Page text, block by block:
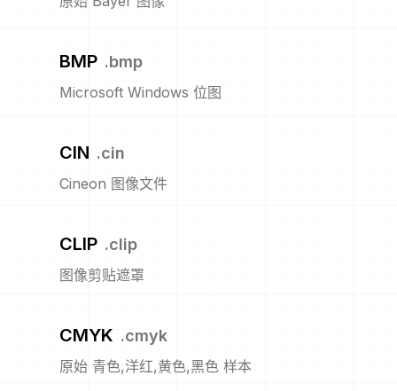
BMP .bmp
Microsoft Windows 位图
CIN .cin
Cineon 图像文件
CLIP .clip
图像剪贴遮罩
CMYK .cmyk
原始 青色,洋红,黄色,黑色 样本